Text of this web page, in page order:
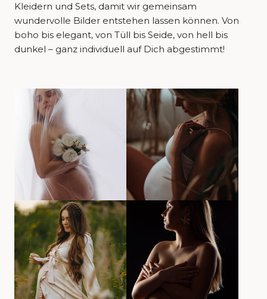
Kleidern und Sets, damit wir gemeinsam
wundervolle Bilder entstehen lassen können. Von
boho bis elegant, von Tüll bis Seide, von hell bis
dunkel – ganz individuell auf Dich abgestimmt!